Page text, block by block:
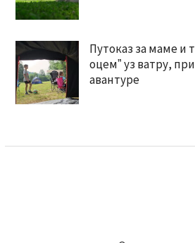
Путоказ за маме и
оцемˮ уз ватру,
авантуре